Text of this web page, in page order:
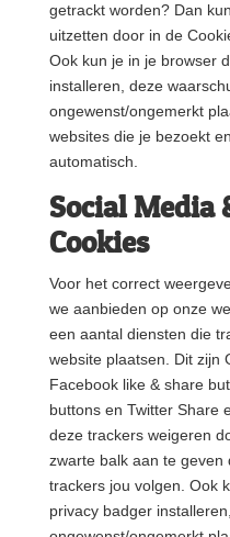
getrackt worden? Dan
uitzetten door in de
Ook kun je in je browser
installeren, deze
ongewenst/ongemerkt
websites die je bezoekt
automatisch.
Social Media
Cookies
Voor het correct
we aanbieden op onze
een aantal diensten die
website plaatsen. Dit zijn
Facebook like & share
buttons en Twitter Share
deze trackers weigeren
zwarte balk aan te
trackers jou volgen. Ook
privacy badger